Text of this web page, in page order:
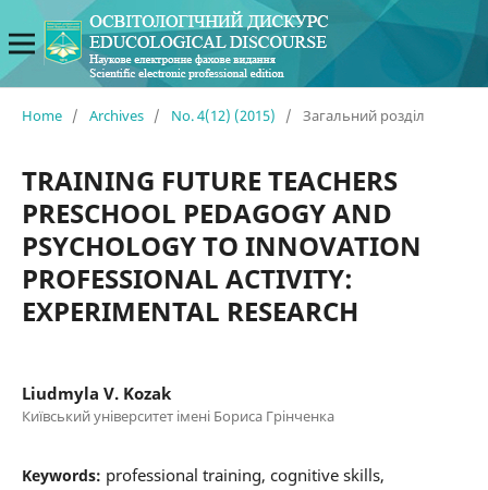
Home / Archives / No. 4(12) (2015) / Загальний розділ
TRAINING FUTURE TEACHERS
PRESCHOOL PEDAGOGY AND
PSYCHOLOGY TO INNOVATION
PROFESSIONAL ACTIVITY:
EXPERIMENTAL RESEARCH
Liudmyla V. Kozak
Київський університет імені Бориса Грінченка
Keywords: professional training, cognitive skills,